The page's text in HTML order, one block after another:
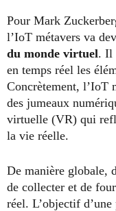
Pour Mark
l’IoT métavers va
du monde virtuel. Il
en temps réel les
Concrètement, l’IoT
des jumeaux
virtuelle (VR) qui
la vie réelle.
De manière globale,
de collecter et de
réel. L’objectif